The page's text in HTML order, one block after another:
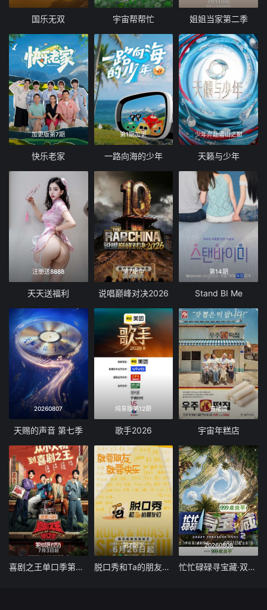
国乐无双 宇宙帮帮忙 姐姐当家第二季
加更版第7期
快乐老家
第1期加更
一路向海的少年
少年奔赴雪山之巅
天籁与少年
注册送8888
天天送福利
第7期中
说唱巅峰对决2026
第14期
Stand BI Me
20260807
天赐的声音 第七季
纯享版第12期
歌手2026
直播篇
宇宙年糕店
第6期(四)
喜剧之王单口季第三季
第7期下
脱口秀和Ta的朋友们 第三季
20260808
忙忙碌碌寻宝藏·双人成行季